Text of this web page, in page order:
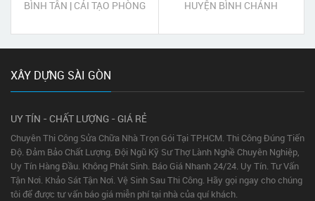
BÌNH TÂN | CẢI TẠO PHÒNG
HUYỆN BÌNH CHÁNH
XÂY DỰNG SÀI GÒN
UY TÍN - CHẤT LƯỢNG - GIÁ RẺ
Chuyên Thi Công Sửa Chữa Nhà Trọn Gói Tại TP.HCM. Thi Công Đúng Tiến
Độ. Đảm Bảo Chất Lượng. Đội Ngũ Kỹ Sư Thợ Lành Nghề Chuyên Nghiệp,
Uy Tín Hàng Đầu. Không Phát Sinh. Báo Giá Nhanh 24/24. Uy Tín. Tư Vấn
Tận Nơi. Khảo Sát Tận Nơi. Vệ Sinh Sau Thi Công. Hãy gọi ngay cho chúng
tôi để được tư vấn báo giá miễn phí tại nhà của quí khách.